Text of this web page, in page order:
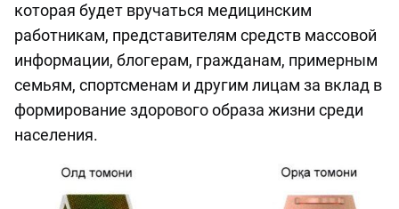
которая будет вручаться медицинским
работникам, представителям средств массовой
информации, блогерам, гражданам, примерным
семьям, спортсменам и другим лицам за вклад в
формирование здорового образа жизни среди
населения.